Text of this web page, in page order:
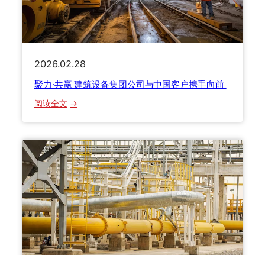
2026.02.28
聚力·共赢 建筑设备集团公司与中国客户携手向前
阅读全文 ：
·
共
赢
建
筑
设
备
集
团